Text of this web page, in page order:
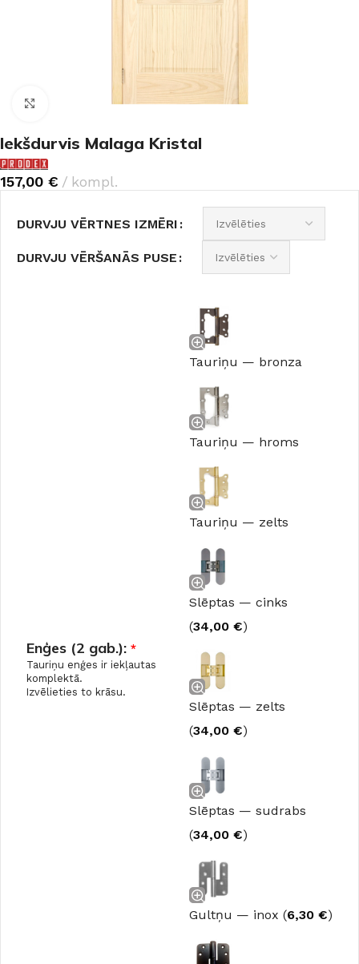
Noklikšķiniet, lai palielinātu
Iekšdurvis Malaga Kristal
157,00 € kompl.
DURVJU VĒRTNES IZMĒRI
DURVJU VĒRŠANĀS PUSE
Enģes (2 gab.): *
Tauriņu enģes ir iekļautas
komplektā.
Izvēlieties to krāsu.
Tauriņu — bronza
Tauriņu — hroms
Tauriņu — zelts
Slēptas — cinks
(34,00 €)
Slēptas — zelts
(34,00 €)
Slēptas — sudrabs
(34,00 €)
Gultņu — inox (6,30 €)